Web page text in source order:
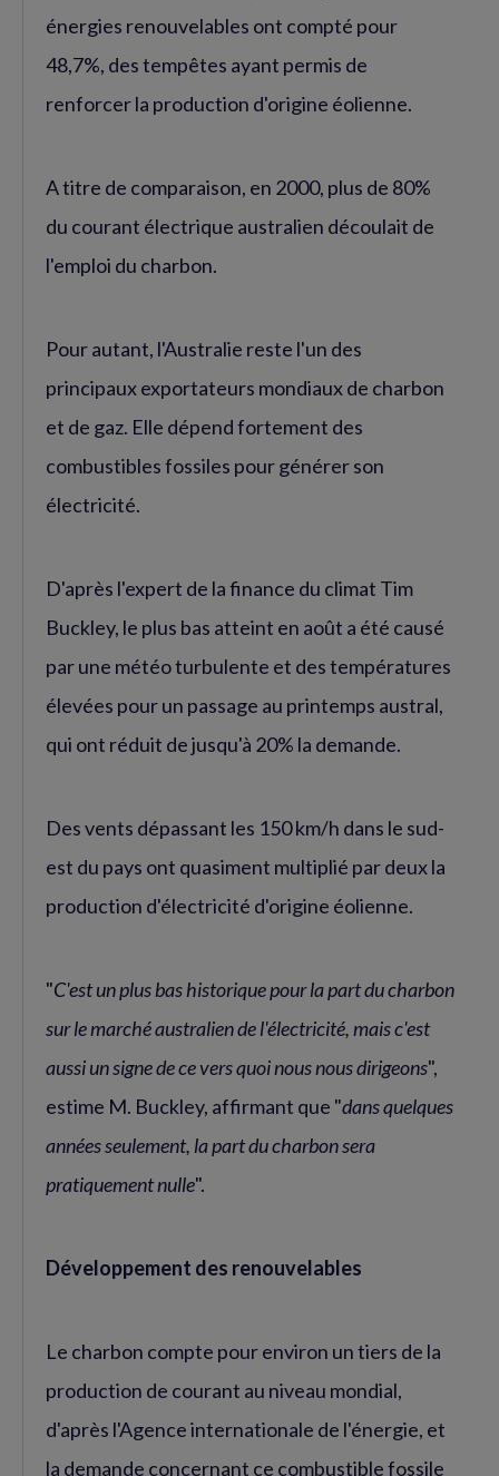
énergies renouvelables ont compté pour
48,7%, des tempêtes ayant permis de
renforcer la production d'origine éolienne.
A titre de comparaison, en 2000, plus de 80%
du courant électrique australien découlait de
l'emploi du charbon.
Pour autant, l'Australie reste l'un des
principaux exportateurs mondiaux de charbon
et de gaz. Elle dépend fortement des
combustibles fossiles pour générer son
électricité.
D'après l'expert de la finance du climat Tim
Buckley, le plus bas atteint en août a été causé
par une météo turbulente et des températures
élevées pour un passage au printemps austral,
qui ont réduit de jusqu'à 20% la demande.
Des vents dépassant les 150 km/h dans le sud-
est du pays ont quasiment multiplié par deux la
production d'électricité d'origine éolienne.
"C'est un plus bas historique pour la part du charbon
sur le marché australien de l'électricité, mais c'est
aussi un signe de ce vers quoi nous nous dirigeons",
estime M. Buckley, affirmant que "dans quelques
années seulement, la part du charbon sera
pratiquement nulle".
Développement des renouvelables
Le charbon compte pour environ un tiers de la
production de courant au niveau mondial,
d'après l'Agence internationale de l'énergie, et
la demande concernant ce combustible fossile